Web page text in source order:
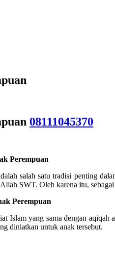
08111045370
Perempuan
salah satu tradisi penting
SWT. Oleh karena itu,
Perempuan
Islam yang sama dengan aqiqah
diniatkan untuk anak tersebut.